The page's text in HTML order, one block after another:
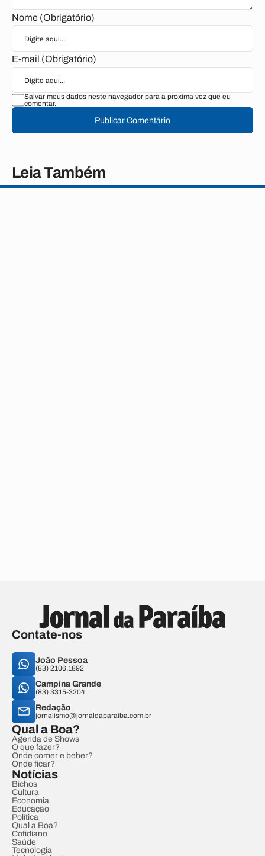
Nome (Obrigatório)
E-mail (Obrigatório)
Salvar meus dados neste navegador para a próxima vez que eu
comentar.
Publicar Comentário
Leia Também
Contate-nos
João Pessoa
(83) 2106.1892
Campina Grande
(83) 3315-3204
Redação
jornalismo@jornaldaparaiba.com.br
Qual a Boa?
Agenda de Shows
O que fazer?
Onde comer e beber?
Onde ficar?
Notícias
Bichos
Cultura
Economia
Educação
Política
Qual a Boa?
Cotidiano
Saúde
Tecnologia